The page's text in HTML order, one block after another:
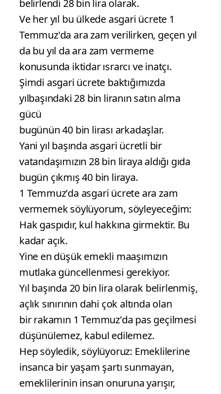
belirlendi 28 bin lira olarak.
Ve her yıl bu ülkede asgari ücrete 1
Temmuz'da ara zam verilirken, geçen yıl
da bu yıl da ara zam vermeme
konusunda iktidar ısrarcı ve inatçı.
Şimdi asgari ücrete baktığımızda
yılbaşındaki 28 bin liranın satın alma
gücü
bugünün 40 bin lirası arkadaşlar.
Yani yıl başında asgari ücretli bir
vatandaşımızın 28 bin liraya aldığı gıda
bugün çıkmış 40 bin liraya.
1 Temmuz'da asgari ücrete ara zam
vermemek söylüyorum, söyleyeceğim:
Hak gaspıdır, kul hakkına girmektir. Bu
kadar açık.
Yine en düşük emekli maaşımızın
mutlaka güncellenmesi gerekiyor.
Yıl başında 20 bin lira olarak belirlenmiş,
açlık sınırının dahi çok altında olan
bir rakamın 1 Temmuz'da pas geçilmesi
düşünülemez, kabul edilemez.
Hep söyledik, söylüyoruz: Emeklilerine
insanca bir yaşam şartı sunmayan,
emeklilerinin insan onuruna yarışır,